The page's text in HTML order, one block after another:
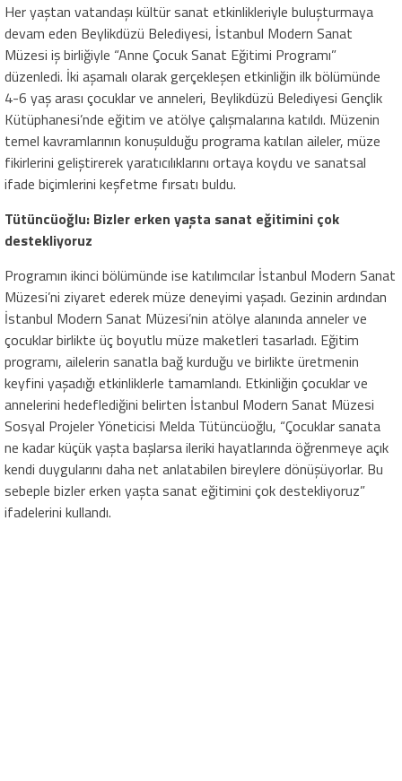
Her yaştan vatandaşı kültür sanat etkinlikleriyle buluşturmaya
devam eden Beylikdüzü Belediyesi, İstanbul Modern Sanat
Müzesi iş birliğiyle “Anne Çocuk Sanat Eğitimi Programı”
düzenledi. İki aşamalı olarak gerçekleşen etkinliğin ilk bölümünde
4-6 yaş arası çocuklar ve anneleri, Beylikdüzü Belediyesi Gençlik
Kütüphanesi’nde eğitim ve atölye çalışmalarına katıldı. Müzenin
temel kavramlarının konuşulduğu programa katılan aileler, müze
fikirlerini geliştirerek yaratıcılıklarını ortaya koydu ve sanatsal
ifade biçimlerini keşfetme fırsatı buldu.
Tütüncüoğlu: Bizler erken yaşta sanat eğitimini çok
destekliyoruz
Programın ikinci bölümünde ise katılımcılar İstanbul Modern Sanat
Müzesi’ni ziyaret ederek müze deneyimi yaşadı. Gezinin ardından
İstanbul Modern Sanat Müzesi’nin atölye alanında anneler ve
çocuklar birlikte üç boyutlu müze maketleri tasarladı. Eğitim
programı, ailelerin sanatla bağ kurduğu ve birlikte üretmenin
keyfini yaşadığı etkinliklerle tamamlandı. Etkinliğin çocuklar ve
annelerini hedeflediğini belirten İstanbul Modern Sanat Müzesi
Sosyal Projeler Yöneticisi Melda Tütüncüoğlu, “Çocuklar sanata
ne kadar küçük yaşta başlarsa ileriki hayatlarında öğrenmeye açık
kendi duygularını daha net anlatabilen bireylere dönüşüyorlar. Bu
sebeple bizler erken yaşta sanat eğitimini çok destekliyoruz”
ifadelerini kullandı.